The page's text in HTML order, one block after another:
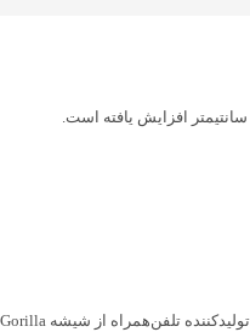
وی خاطرنشان کرد: اکنون بیش از ۴٫۵ میلیارد تلفن‌همراه با ۱۸۰۰ مدل توسط۴۰ برند مختلف از شیشه‌های شرکت کورنیکس در محصولات تولیدی استفاده کرده‌اند. انتظار می‌رود که تا پایان سال جاری بیشتر شرکت‌های تولیدکننده تلفن‌همراه از شیشه Gorilla